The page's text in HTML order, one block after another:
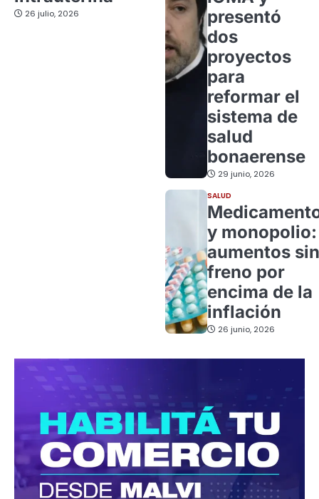
26 julio, 2026
presentó
dos
proyectos
para
reformar el
sistema de
salud
bonaerense
29 junio, 2026
SALUD
y monopolio:
aumentos sin
freno por
encima de la
inflación
26 junio, 2026